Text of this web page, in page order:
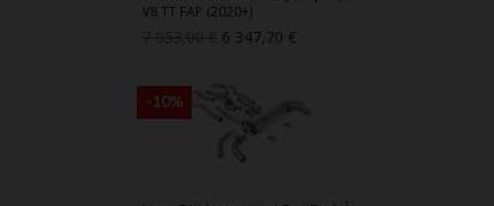
V8 TT FAP (2020+)
Prix
6 347,70 €
-10%